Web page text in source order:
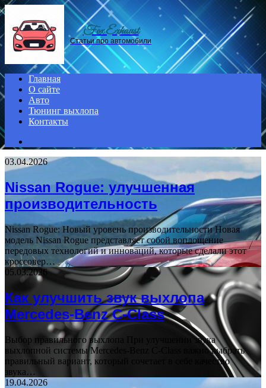
Menu
Fox Exhaust
Статьи про автомобили
Главная
О сайте
Авто
Тюнинг выхлопа
Контакты
for
03.04.2026
Nissan Rogue: улучшенная
производительность
Nissan Rogue: Новый уровень производительности Новая
модель Nissan Rogue представляет собой воплощение
передовых технологий и инноваций, которые сделали этот
кроссовер…
05.03.2026
Как улучшить звук выхлопа
Mercedes-Benz C-Class
Выбор правильного выхлопа При улучшении звука
выхлопной системы Mercedes-Benz C-Class важно выбрать
правильный вариант, который сочетает в себе качество
звука…
19.04.2026